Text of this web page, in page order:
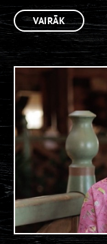
VAIRĀK